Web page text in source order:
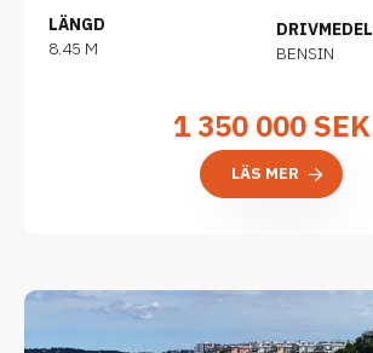
LÄNGD
8.45 M
DRIVMEDEL
BENSIN
1 350 000SEK
LÄS MER